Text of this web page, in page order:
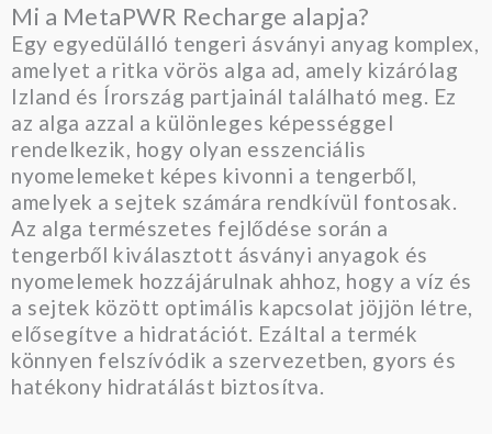
Mi a MetaPWR Recharge alapja?
Egy egyedülálló tengeri ásványi anyag komplex,
amelyet a ritka vörös alga ad, amely kizárólag
Izland és Írország partjainál található meg. Ez
az alga azzal a különleges képességgel
rendelkezik, hogy olyan esszenciális
nyomelemeket képes kivonni a tengerből,
amelyek a sejtek számára rendkívül fontosak.
Az alga természetes fejlődése során a
tengerből kiválasztott ásványi anyagok és
nyomelemek hozzájárulnak ahhoz, hogy a víz és
a sejtek között optimális kapcsolat jöjjön létre,
elősegítve a hidratációt. Ezáltal a termék
könnyen felszívódik a szervezetben, gyors és
hatékony hidratálást biztosítva.